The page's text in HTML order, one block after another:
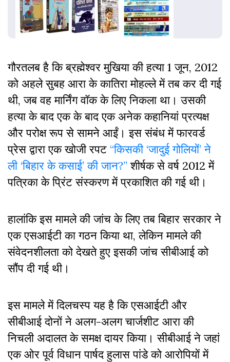
गौरतलब है कि ब्रह्मेश्वर मुखिया की हत्या 1 जून, 2012
को अहले सुबह आरा के कातिरा मोहल्ले में तब कर दी गई
थी, जब वह मार्निंग वॉक के लिए निकला था। उसकी
हत्या के बाद एक के बाद एक अनेक कहानियां प्रत्यक्ष
और परोक्ष रूप से सामने आईं। इस संबंध में फारवर्ड
प्रेस द्वारा एक खोजी रपट “किसकी ‘जादुई गोलियों’ ने
ली ‘बिहार के कसाई’ की जान?”शीर्षक से वर्ष 2012 में
पत्रिका के प्रिंट संस्करण में प्रकाशित की गई थी।
हालांकि इस मामले की जांच के लिए तब बिहार सरकार ने
एक एसआईटी का गठन किया था, लेकिन मामले की
संवेदनशीलता को देखते हुए इसकी जांच सीबीआई को
सौंप दी गई थी।
इस मामले में दिलचस्प यह है कि एसआईटी और
सीबीआई दोनों ने अलग-अलग चार्जशीट आरा की
निचली अदालत के समक्ष दायर किया। सीबीआई ने जहां
एक ओर पूर्व विधान पार्षद हुलास पांडे को आरोपियों में